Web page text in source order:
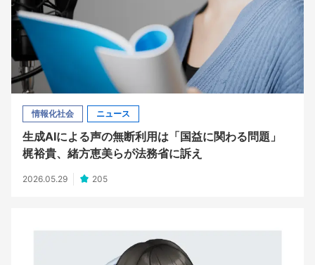
情報化社会 ニュース
生成AIによる声の無断利用は「国益に関わる問題」
梶裕貴、緒方恵美らが法務省に訴え
2026.05.29 205